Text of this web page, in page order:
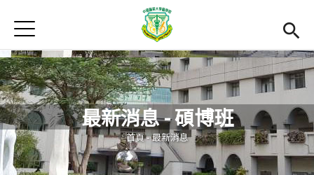
最新消息
Open submenu (關於本院)
關於本院
Open submenu (學院成員)
學院成員
學術單位
Jump to Navigation
Jump to Main content
最新消息 - 碩博班
您在這裡
首頁-最新消息